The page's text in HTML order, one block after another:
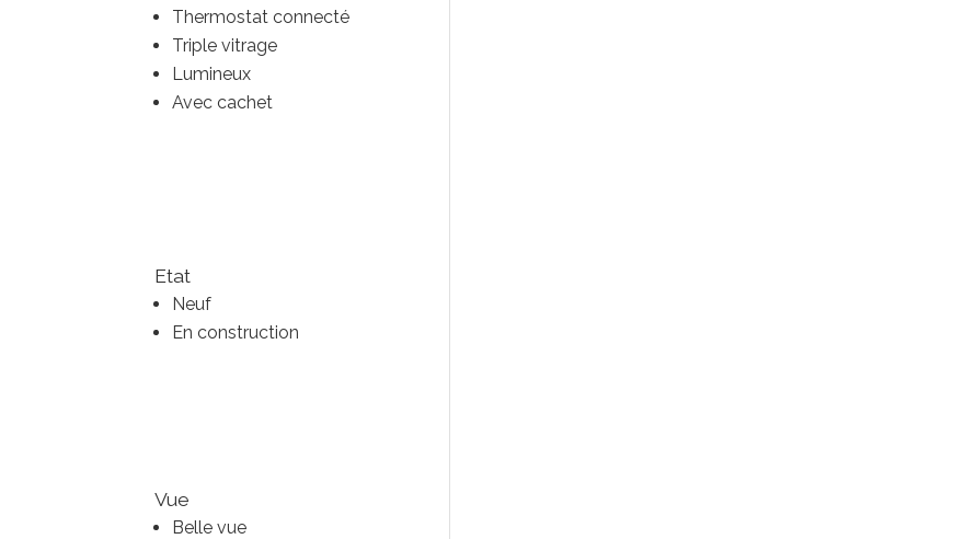
Thermostat connecté
Triple vitrage
Lumineux
Avec cachet
Etat
Neuf
En construction
Vue
Belle vue